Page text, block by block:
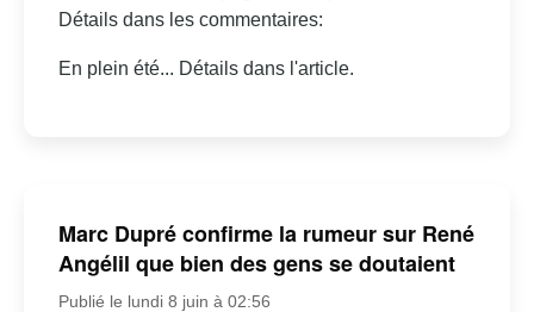
Détails dans les commentaires:
En plein été... Détails dans l'article.
Marc Dupré confirme la rumeur sur René
Angélil que bien des gens se doutaient
Publié le lundi 8 juin à 02:56